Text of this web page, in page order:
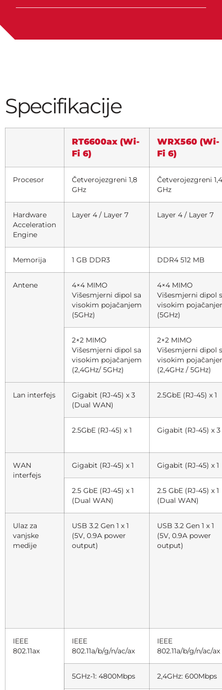
Specifikacije
RT6600ax (Wi-
Fi 6)
WRX560 (Wi-
Fi 6)
Procesor
Četverojezgreni 1,8
GHz
Četverojezgreni 1,4
GHz
Hardware
Acceleration
Engine
Layer 4 / Layer 7 Layer 4 / Layer 7
Memorija 1 GB DDR3 DDR4 512 MB
Antene
4×4 MIMO
Višesmjerni dipol sa
visokim pojačanjem
(5GHz)
4×4 MIMO
Višesmjerni dipol
visokim
(5GHz)
2×2 MIMO
Višesmjerni dipol sa
visokim pojačanjem
(2,4GHz/ 5GHz)
2×2 MIMO
Višesmjerni dipol
visokim
(2,4GHz / 5GHz)
Lan interfejs
Gigabit (RJ-45) x 3
(Dual WAN)
2.5GbE (RJ-45) x 1
2.5GbE (RJ-45) x 1 Gigabit (RJ-45) x 3
WAN
interfejs
Gigabit (RJ-45) x 1 Gigabit (RJ-45) x 1
2.5 GbE (RJ-45) x 1
(Dual WAN)
2.5 GbE (RJ-45) x 1
(Dual WAN)
Ulaz za
vanjske
medije
USB 3.2 Gen 1 x 1
(5V, 0.9A power
output)
USB 3.2 Gen 1 x 1
(5V, 0.9A power
output)
IEEE
802.11ax
IEEE
802.11a/b/g/n/ac/ax
IEEE
802.11a/b/g/n/ac/ax
5GHz-1: 4800Mbps 2,4GHz: 600Mbps